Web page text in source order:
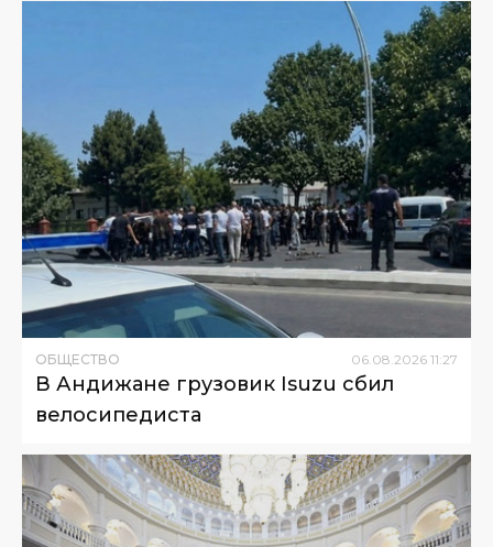
ОБЩЕСТВО 06.08.2026 11:27
В Андижане грузовик Isuzu сбил
велосипедиста